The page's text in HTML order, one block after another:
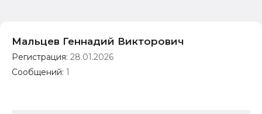
Мальцев Геннадий Викторович
Регистрация: 28.01.2026
Сообщений: 1